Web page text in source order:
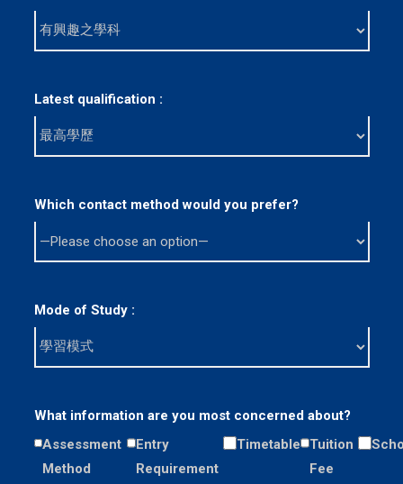
Latest qualification :
Which contact method would you prefer?
Mode of Study :
What information are you most concerned about?
Assessment
Method
Entry
Requirement
Timetable Tuition
Fee